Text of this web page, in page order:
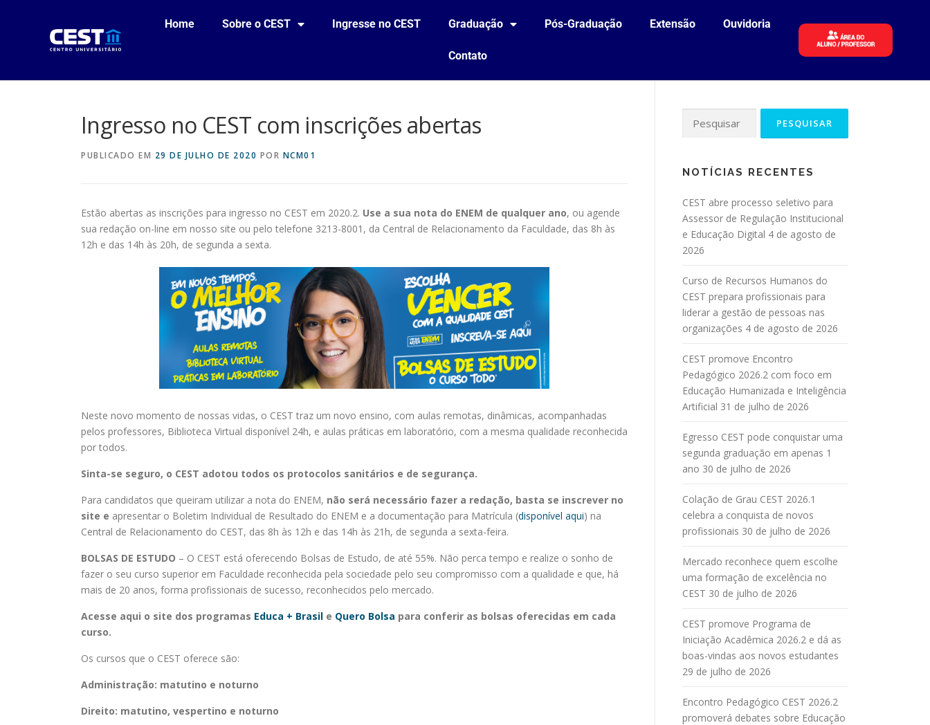
Home Sobre o CEST Ingresse no CEST Graduação Pós-Graduação Extensão Ouvidoria
Contato
Ingresso no CEST com inscrições abertas
PUBLICADO EM 29 DE JULHO DE 2020 POR NCM01
Estão abertas as inscrições para ingresso no CEST em 2020.2. Use a sua nota do ENEM de qualquer ano, ou agende
sua redação on-line em nosso site ou pelo telefone 3213-8001, da Central de Relacionamento da Faculdade, das 8h às
12h e das 14h às 20h, de segunda a sexta.
Neste novo momento de nossas vidas, o CEST traz um novo ensino, com aulas remotas, dinâmicas, acompanhadas
pelos professores, Biblioteca Virtual disponível 24h, e aulas práticas em laboratório, com a mesma qualidade reconhecida
por todos.
Sinta-se seguro, o CEST adotou todos os protocolos sanitários e de segurança.
Para candidatos que queiram utilizar a nota do ENEM, não será necessário fazer a redação, basta se inscrever no
site e apresentar o Boletim Individual de Resultado do ENEM e a documentação para Matrícula (disponível aqui) na
Central de Relacionamento do CEST, das 8h às 12h e das 14h às 21h, de segunda a sexta-feira.
BOLSAS DE ESTUDO – O CEST está oferecendo Bolsas de Estudo, de até 55%. Não perca tempo e realize o sonho de
fazer o seu curso superior em Faculdade reconhecida pela sociedade pelo seu compromisso com a qualidade e que, há
mais de 20 anos, forma profissionais de sucesso, reconhecidos pelo mercado.
Acesse aqui o site dos programas Educa + Brasil e Quero Bolsa para conferir as bolsas oferecidas em cada
curso.
Os cursos que o CEST oferece são:
Administração: matutino e noturno
Direito: matutino, vespertino e noturno
NOTÍCIAS RECENTES
CEST abre processo seletivo para
Assessor de Regulação Institucional
e Educação Digital 4 de agosto de
2026
Curso de Recursos Humanos do
CEST prepara profissionais para
liderar a gestão de pessoas nas
organizações 4 de agosto de 2026
CEST promove Encontro
Pedagógico 2026.2 com foco em
Educação Humanizada e Inteligência
Artificial 31 de julho de 2026
Egresso CEST pode conquistar uma
segunda graduação em apenas 1
ano 30 de julho de 2026
Colação de Grau CEST 2026.1
celebra a conquista de novos
profissionais 30 de julho de 2026
Mercado reconhece quem escolhe
uma formação de excelência no
CEST 30 de julho de 2026
CEST promove Programa de
Iniciação Acadêmica 2026.2 e dá as
boas-vindas aos novos estudantes
29 de julho de 2026
Encontro Pedagógico CEST 2026.2
promoverá debates sobre Educação